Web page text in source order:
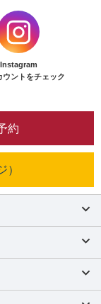
Instagram
ウントをチェック
約
）